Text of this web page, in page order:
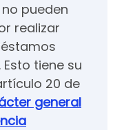
pueden
realizar
tiene su
20 de
general